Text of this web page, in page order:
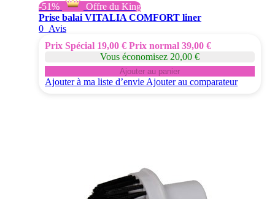
-51%
Offre du King
Prise balai VITALIA COMFORT liner
0 Avis
Prix Spécial 19,00 € Prix normal 39,00 €
Vous économisez 20,00 €
Ajouter au panier
Ajouter à ma liste d’envie Ajouter au comparateur